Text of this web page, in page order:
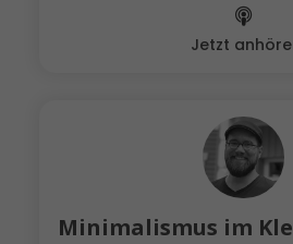
Jetzt
Minimalismus im